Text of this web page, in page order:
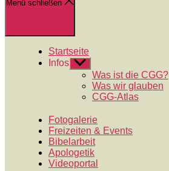
Menü schließen
Startseite
Infos Untermenü
anzeigenWas ist die CGG?
Was wir glauben
CGG-Atlas
Fotogalerie
Freizeiten & Events
Bibelarbeit
Apologetik
Videoportal